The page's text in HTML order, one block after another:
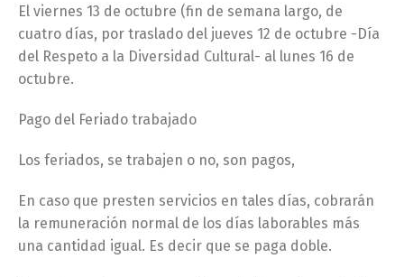
El viernes 13 de octubre (fin de semana largo, de
cuatro días, por traslado del jueves 12 de octubre -Día
del Respeto a la Diversidad Cultural- al lunes 16 de
octubre.
Pago del Feriado trabajado
Los feriados, se trabajen o no, son pagos,
En caso que presten servicios en tales días, cobrarán
la remuneración normal de los días laborables más
una cantidad igual. Es decir que se paga doble.